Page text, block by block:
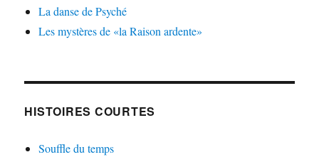
La danse de Psyché
Les mystères de «la Raison ardente»
HISTOIRES COURTES
Souffle du temps